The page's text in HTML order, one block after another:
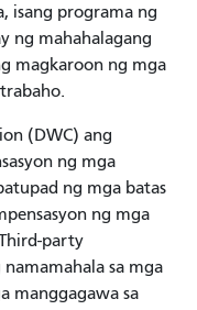
isang programa ng
ng mahahalagang
magkaroon ng mga
(DWC) ang
ng mga
ng mga batas
ng mga
party
sa mga
manggagawa sa